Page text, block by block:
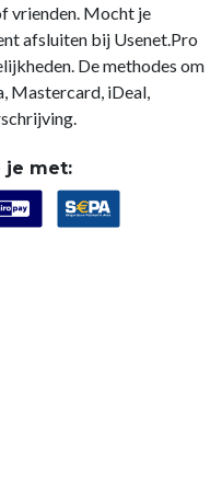
vrienden. Mocht je
afsluiten bij Usenet.Pro
De methodes om
Mastercard, iDeal,
je met: